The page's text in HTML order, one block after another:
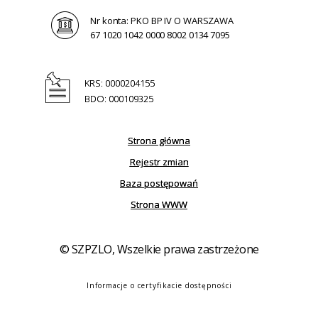
Nr konta: PKO BP IV O WARSZAWA
67 1020 1042 0000 8002 0134 7095
KRS: 0000204155
BDO: 000109325
Strona główna
Rejestr zmian
Baza postępowań
Strona WWW
© SZPZLO, Wszelkie prawa zastrzeżone
Informacje o certyfikacie dostępności